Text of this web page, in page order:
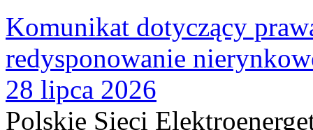
Komunikat dotyczący
redysponowanie
28 lipca 2026
Polskie Sieci